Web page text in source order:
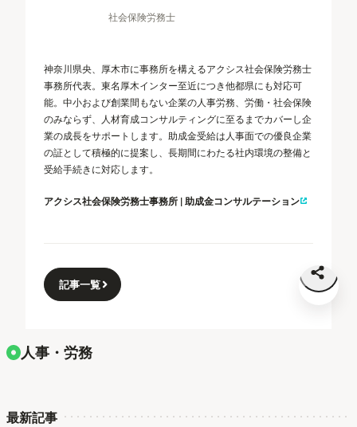
社会保険労務士
神奈川県央、厚木市に事務所を構えるアクシス社会保険労務士
事務所代表。東名厚木インター至近につき他都県にも対応可
能。中小および創業間もない企業の人事労務、労働・社会保険
のみならず、人材育成コンサルティングに至るまでカバーし企
業の成長をサポートします。助成金受給は人事面での優良企業
の証として積極的に提案し、長期間にわたる社内環境の整備と
受給手続きに対応します。
アクシス社会保険労務士事務所 | 助成金コンサルテーション
記事一覧
人事・労務
最新記事